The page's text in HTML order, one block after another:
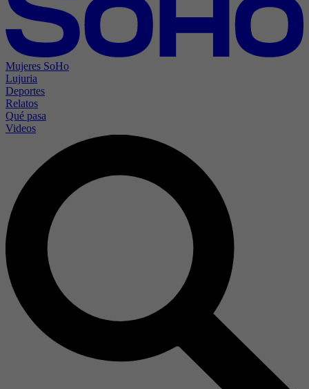
Mujeres SoHo
Lujuria
Deportes
Relatos
Qué pasa
Videos